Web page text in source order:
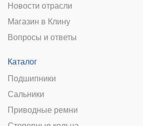
Новости отрасли
Магазин в Клину
Вопросы и ответы
Каталог
Подшипники
Сальники
Приводные ремни